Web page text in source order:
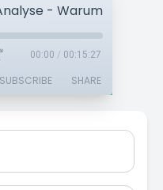
00:00 / 00:15:27
SUBSCRIBE SHARE